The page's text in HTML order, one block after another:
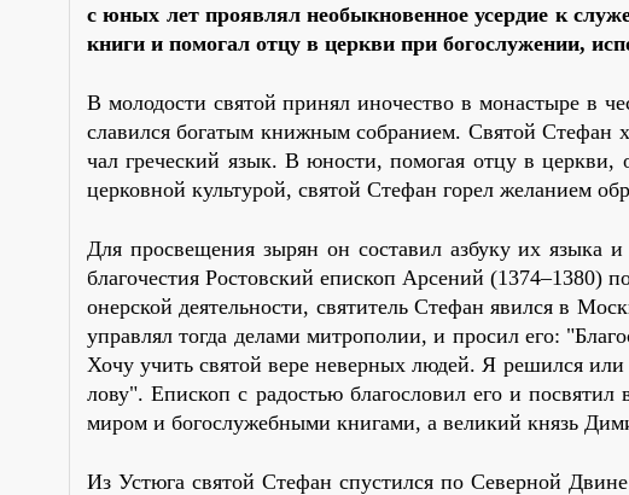
с юных лет про­яв­лял необык­но­вен­ное усер­дие к
кни­ги и по­мо­гал от­цу в церк­ви при бо­го­слу­же­нии,
В мо­ло­до­сти свя­той при­нял ино­че­ство в мо­на­сты­ре в
сла­вил­ся бо­га­тым книж­ным со­бра­ни­ем. Свя­той Сте­фан
чал гре­че­ский язык. В юно­сти, по­мо­гая от­цу в церк­ви,
цер­ков­ной куль­ту­рой, свя­той Сте­фан го­рел же­ла­ни­ем
Для про­све­ще­ния зы­рян он со­ста­вил аз­бу­ку их язы­ка
бла­го­че­стия Ро­стов­ский епи­скоп Ар­се­ний (1374–1380)
о­нер­ской де­я­тель­но­сти, свя­ти­тель Сте­фан явил­ся в
управ­лял то­гда де­ла­ми мит­ро­по­лии, и про­сил его:
Хо­чу учить свя­той ве­ре невер­ных лю­дей. Я ре­шил­ся
ло­ву". Епи­скоп с ра­до­стью бла­го­сло­вил его и
ми­ром и бо­го­слу­жеб­ны­ми кни­га­ми, а ве­ли­кий князь
Из Устю­га свя­той Сте­фан спу­стил­ся по Се­вер­ной